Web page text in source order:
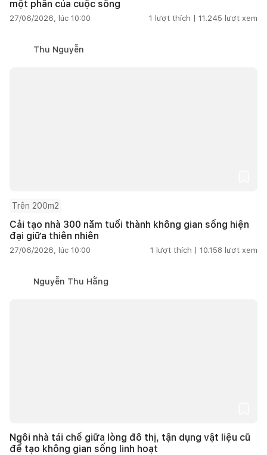
một phần của cuộc sống
27/06/2026, lúc 10:00 1 lượt thích | 11.245 lượt xem
Thu Nguyễn
Trên 200m2
Cải tạo nhà 300 năm tuổi thành không gian sống hiện
đại giữa thiên nhiên
27/06/2026, lúc 10:00 1 lượt thích | 10.158 lượt xem
Nguyễn Thu Hằng
Ngôi nhà tái chế giữa lòng đô thị, tận dụng vật liệu cũ
để tạo không gian sống linh hoạt